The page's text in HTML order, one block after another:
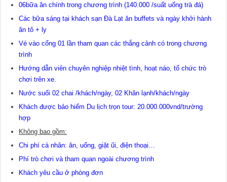
06bữa ăn chính trong chương trình (140.000 /suất uống trà đá)
Các bữa sáng tại khách sạn Đà Lạt ăn buffets và ngày khởi hành
ăn tô + ly
Vé vào cổng 01 lần tham quan các thắng cảnh có trong chương
trình
Hướng dẫn viên chuyên nghiệp nhiệt tình, hoạt náo, tổ chức trò
chơi trên xe.
Nước suối 02 chai /khách/ngày, 02 Khăn lạnh/khách/ngày
Khách được bảo hiểm Du lịch trọn tour: 20.000.000vnd/trường
hợp
Không bao gồm:
Chi phí cá nhân: ăn, uống, giặt ũi, điện thoại…
Phí trò chơi và tham quan ngoài chương trình
Khách yêu cầu ở phòng đơn